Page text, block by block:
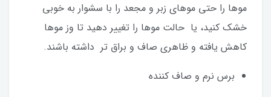
موها را حتی موهای زبر و مجعد را با سشوار به خوبی
خشک کنید، یا حالت‌ موها را تغییر دهید تا وز موها
کاهش یافته و ظاهری صاف و براق تر داشته باشند.
برس نرم و صاف کننده